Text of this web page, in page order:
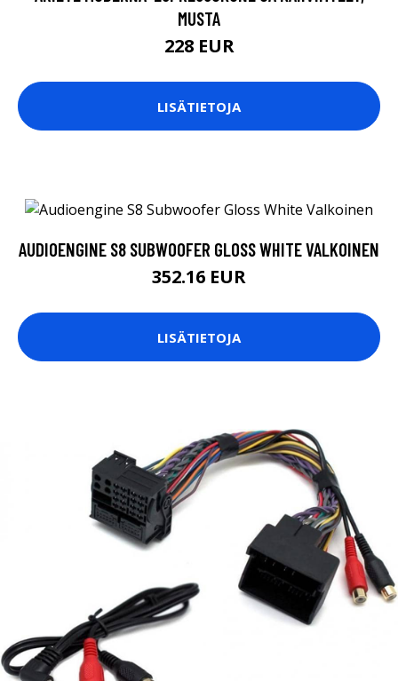
MUSTA
228 EUR
LISÄTIETOJA
AUDIOENGINE S8 SUBWOOFER GLOSS WHITE VALKOINEN
352.16 EUR
LISÄTIETOJA